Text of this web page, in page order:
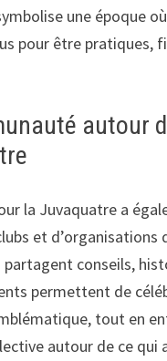
une époque
pour être pratiques,
autour
la Juvaquatre a
et d’organisations
conseils,
permettent de
tout en
autour de ce qui